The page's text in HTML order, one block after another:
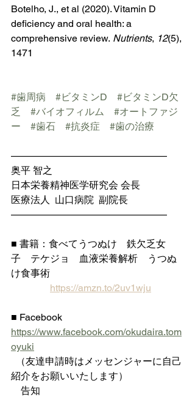
Botelho, J., et al (2020). Vitamin D
deficiency and oral health: a
comprehensive review. Nutrients, 12(5),
1471
#歯周病 #ビタミンD
#ビタミンD欠
乏
#バイオフィルム
#オートファジ
ー
#歯石 #抗炎症 #歯の治療
————————————————
奥平 智之
日本栄養精神医学研究会 会長
医療法人  山口病院  副院長
————————————————
■ 書籍：食べてうつぬけ　鉄欠乏女
子　テケジョ　血液栄養解析　うつぬ
け食事術
https://amzn.to/2uv1wju
■ Facebook
https://www.facebook.com/okudaira.tom
oyuki
紹介をお願いいたします）
    告知